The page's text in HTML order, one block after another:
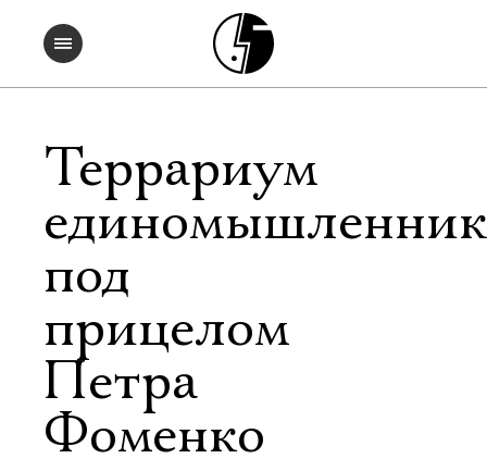
Террариум
под
прицелом
Петра
Фоменко